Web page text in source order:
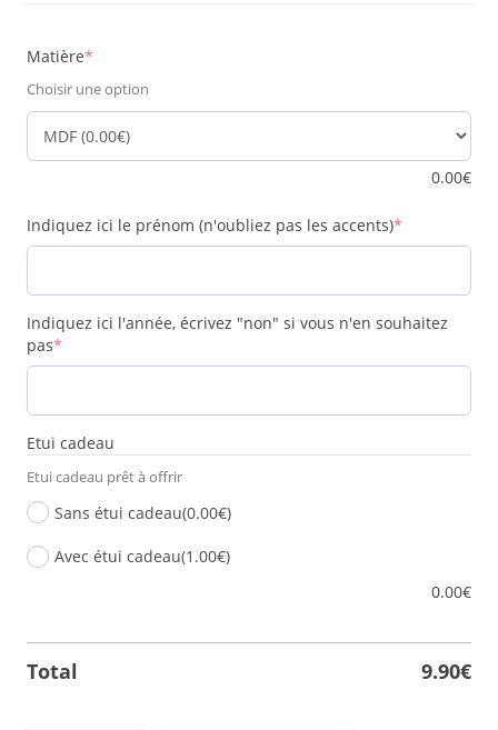
Matière*
Choisir une option
0.00€
Indiquez ici le prénom (n'oubliez pas les accents)*
Indiquez ici l'année, écrivez "non" si vous n'en souhaitez
pas*
Etui cadeau
Etui cadeau prêt à offrir
Sans étui cadeau(0.00€)
Avec étui cadeau(1.00€)
0.00€
Total 9.90€